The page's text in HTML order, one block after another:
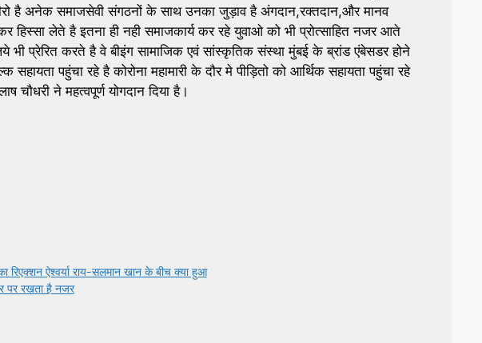
है अनेक समाजसेवी संगठनों के साथ उनका जुड़ाव है अंगदान,रक्तदान,और मानव
हिस्सा लेते है इतना ही नही समाजकार्य कर रहे युवाओ को भी प्रोत्साहित नजर आते
भी प्रेरित करते है वे बीइंग सामाजिक एवं सांस्कृतिक संस्था मुंबई के ब्रांड एंबेसडर होने
पहुंचा रहे है कोरोना महामारी के दौर मे पीड़ितो को आर्थिक सहायता पहुंचा रहे
चौधरी ने महत्वपूर्ण योगदान दिया है।
रिएक्शन ऐश्वर्या राय-सलमान खान के बीच क्या हुआ
पर रखता है नजर